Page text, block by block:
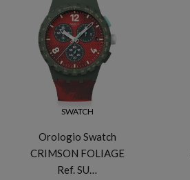
SWATCH
Orologio Swatch
CRIMSON FOLIAGE
Ref. SU…